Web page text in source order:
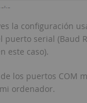
la configuración
puerto serial (Baud
este caso).
los puertos COM
ordenador.